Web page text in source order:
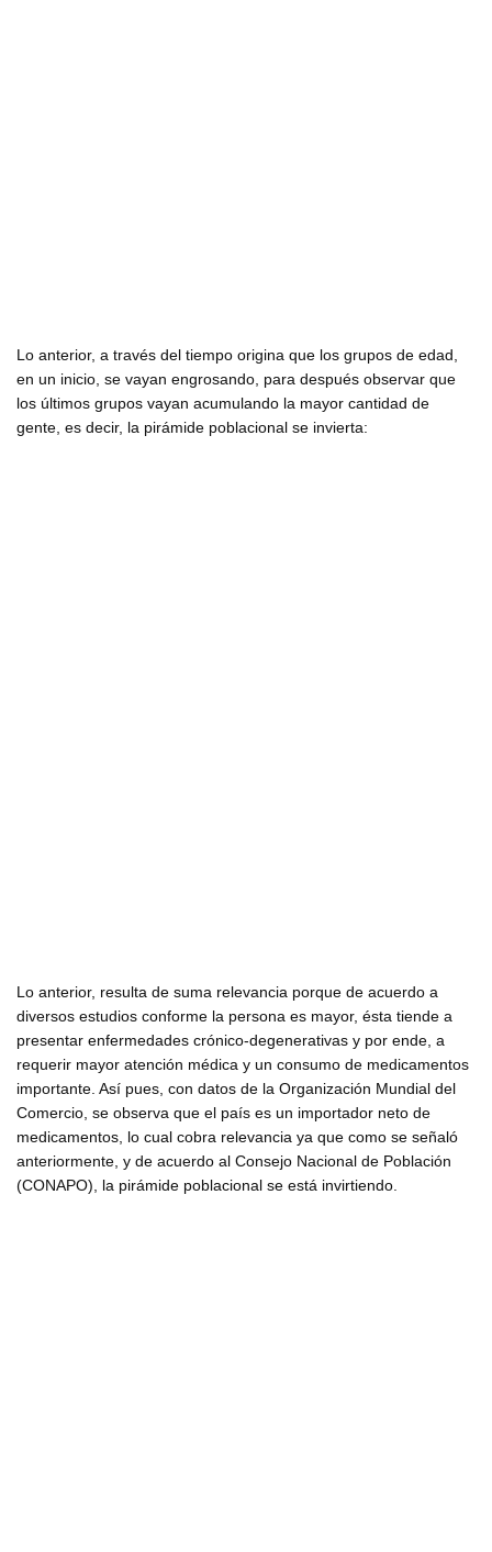
Lo anterior, a través del tiempo origina que los grupos de edad,
en un inicio, se vayan engrosando, para después observar que
los últimos grupos vayan acumulando la mayor cantidad de
gente, es decir, la pirámide poblacional se invierta:
Lo anterior, resulta de suma relevancia porque de acuerdo a
diversos estudios conforme la persona es mayor, ésta tiende a
presentar enfermedades crónico-degenerativas y por ende, a
requerir mayor atención médica y un consumo de medicamentos
importante. Así pues, con datos de la Organización Mundial del
Comercio, se observa que el país es un importador neto de
medicamentos, lo cual cobra relevancia ya que como se señaló
anteriormente, y de acuerdo al Consejo Nacional de Población
(CONAPO), la pirámide poblacional se está invirtiendo.